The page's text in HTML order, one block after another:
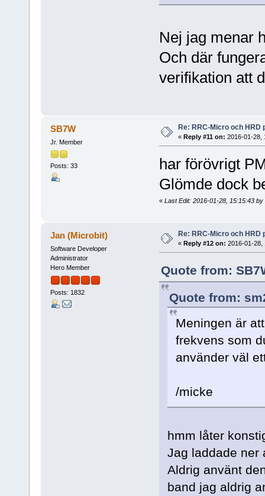
Nej jag menar
Och där
verifikation att
SB7W
Jr. Member
Posts: 33
Re: RRC-Micro och HRD
« Reply #11 on: 2016-01-28,
har förövrigt
Glömde dock
« Last Edit: 2016-01-28, 15:15:43 by
Jan (Microbit)
Software Developer
Administrator
Hero Member
Posts: 1832
Re: RRC-Micro och HRD
« Reply #12 on: 2016-01-28,
Quote from:
Quote from:
Meningen är
frekvens som
använder väl
/micke
hmm låter
Jag laddade ner
Aldrig använt
band jag aldrig